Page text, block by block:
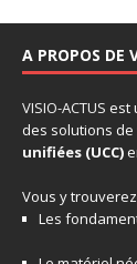
A PROPOS DE
VISIO-ACTUS est
des solutions de
unifiées (UCC)
Vous y
Les